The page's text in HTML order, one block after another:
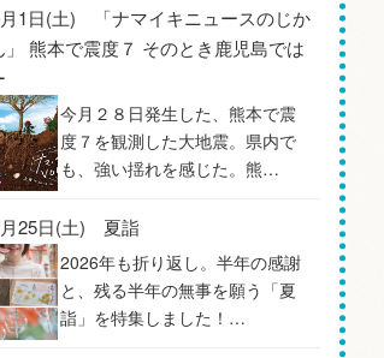
1日(土) 「ナマイキニュースのじか
」 熊本で震度７ そのとき鹿児島では
今月２８日発生した、熊本で震
度７を観測した大地震。県内で
も、強い揺れを感じた。熊…
25日(土) 夏詣
2026年も折り返し。半年の感謝
と、残る半年の無事を願う「夏
詣」を特集しました！…